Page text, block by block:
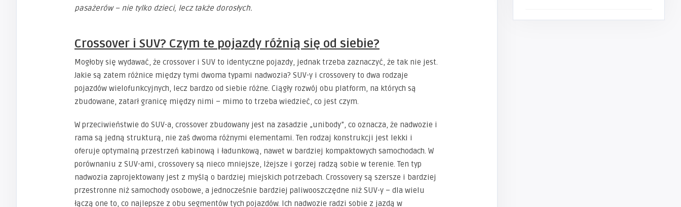
pasażerów – nie tylko dzieci, lecz także dorosłych.
Crossover i SUV? Czym te pojazdy różnią się od siebie?
Mogłoby się wydawać, że crossover i SUV to identyczne pojazdy, jednak trzeba zaznaczyć, że tak nie jest.
Jakie są zatem różnice między tymi dwoma typami nadwozia? SUV-y i crossovery to dwa rodzaje
pojazdów wielofunkcyjnych, lecz bardzo od siebie różne. Ciągły rozwój obu platform, na których są
zbudowane, zatarł granicę między nimi – mimo to trzeba wiedzieć, co jest czym.
W przeciwieństwie do SUV-a, crossover zbudowany jest na zasadzie „unibody”, co oznacza, że nadwozie i
rama są jedną strukturą, nie zaś dwoma różnymi elementami. Ten rodzaj konstrukcji jest lekki i
oferuje optymalną przestrzeń kabinową i ładunkową, nawet w bardziej kompaktowych samochodach. W
porównaniu z SUV-ami, crossovery są nieco mniejsze, lżejsze i gorzej radzą sobie w terenie. Ten typ
nadwozia zaprojektowany jest z myślą o bardziej miejskich potrzebach. Crossovery są szersze i bardziej
przestronne niż samochody osobowe, a jednocześnie bardziej paliwooszczędne niż SUV-y – dla wielu
łączą one to, co najlepsze z obu segmentów tych pojazdów. Ich nadwozie radzi sobie z jazdą w